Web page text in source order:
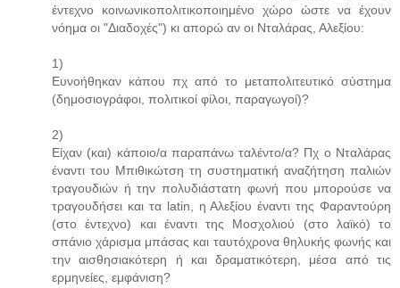
έντεχνο κοινωνικοπολιτικοποιημένο χώρο ώστε να έχουν
νόημα οι "Διαδοχές") κι απορώ αν οι Νταλάρας, Αλεξίου:
1)
Ευνοήθηκαν κάπου πχ από το μεταπολιτευτικό σύστημα
(δημοσιογράφοι, πολιτικοί φίλοι, παραγωγοί)?
2)
Είχαν (και) κάποιο/α παραπάνω ταλέντο/α? Πχ ο Νταλάρας
έναντι του Μπιθικώτση τη συστηματική αναζήτηση παλιών
τραγουδιών ή την πολυδιάστατη φωνή που μπορούσε να
τραγουδήσει και τα latin, η Αλεξίου έναντι της Φαραντούρη
(στο έντεχνο) και έναντι της Μοσχολιού (στο λαϊκό) το
σπάνιο χάρισμα μπάσας και ταυτόχρονα θηλυκής φωνής και
την αισθησιακότερη ή και δραματικότερη, μέσα από τις
ερμηνείες, εμφάνιση?